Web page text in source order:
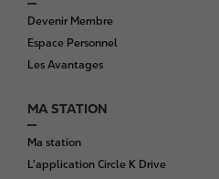
o
o
t
r
Devenir Membre
Espace Personnel
Les Avantages
MA STATION
Ma station
L'application Circle K Drive